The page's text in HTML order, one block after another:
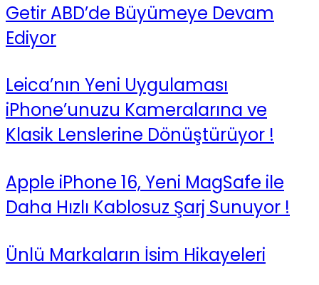
Getir ABD’de Büyümeye Devam
Ediyor
Leica’nın Yeni Uygulaması
iPhone’unuzu Kameralarına ve
Klasik Lenslerine Dönüştürüyor !
Apple iPhone 16, Yeni MagSafe ile
Daha Hızlı Kablosuz Şarj Sunuyor !
Ünlü Markaların İsim Hikayeleri